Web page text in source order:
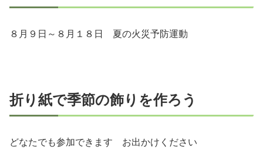
８月９日～８月１８日 夏の火災予防運動
折り紙で季節の飾りを作ろう
どなたでも参加できます お出かけください